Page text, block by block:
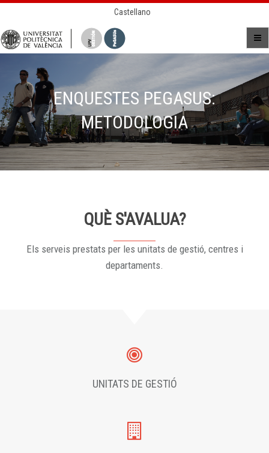
Castellano
ENQUESTES PEGASUS:
METODOLOGIA
QUÈ S'AVALUA?
Els serveis prestats per les unitats de gestió, centres i
departaments.
UNITATS DE GESTIÓ